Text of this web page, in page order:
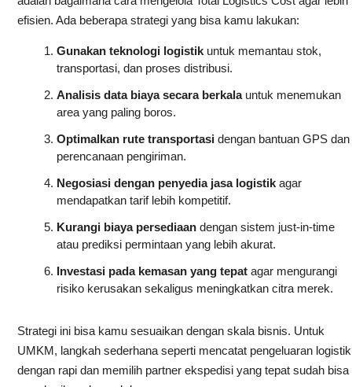
efisien. Ada beberapa strategi yang bisa kamu lakukan:
Gunakan teknologi logistikuntuk memantau stok,
transportasi, dan proses distribusi.
Analisis data biaya secara berkalauntuk menemukan
area yang paling boros.
Optimalkan rute transportasidengan bantuan GPS dan
perencanaan pengiriman.
Negosiasi dengan penyedia jasa logistikagar
mendapatkan tarif lebih kompetitif.
Kurangi biaya persediaandengan sistem just-in-time
atau prediksi permintaan yang lebih akurat.
Investasi pada kemasan yang tepatagar mengurangi
risiko kerusakan sekaligus meningkatkan citra merek.
Strategi ini bisa kamu sesuaikan dengan skala bisnis. Untuk
UMKM, langkah sederhana seperti mencatat pengeluaran logistik
dengan rapi dan memilih partner ekspedisi yang tepat sudah bisa